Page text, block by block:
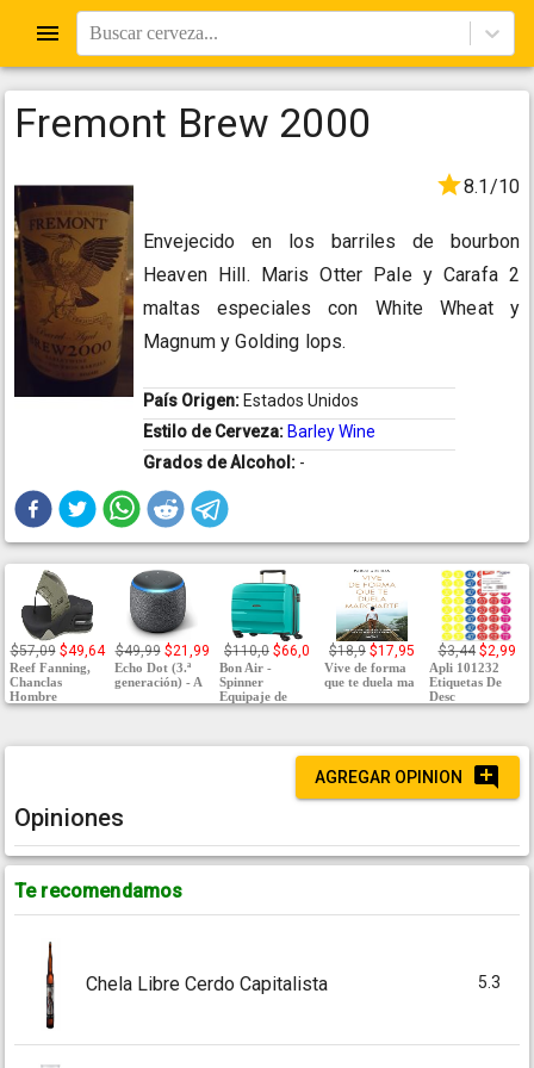
Buscar cerveza...
Fremont Brew 2000
8.1/10
Envejecido en los barriles de bourbon
Heaven Hill. Maris Otter Pale y Carafa 2
maltas especiales con White Wheat y
Magnum y Golding lops.
País Origen: Estados Unidos
Estilo de Cerveza: Barley Wine
Grados de Alcohol: -
$57,09 $49,64
Reef Fanning,
Chanclas
Hombre
$49,99 $21,99
Echo Dot (3.ª
generación) - A
$110,0 $66,0
Bon Air -
Spinner
Equipaje de
$18,9 $17,95
Vive de forma
que te duela ma
$3,44 $2,99
Apli 101232
Etiquetas De
Desc
AGREGAR OPINION
Opiniones
Te recomendamos
Chela Libre Cerdo Capitalista 5.3